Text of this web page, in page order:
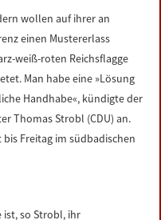
wollen auf ihrer an
einen Mustererlass
weiß-roten Reichsflagge
Man habe eine »Lösung
Handhabe«, kündigte der
Thomas Strobl (CDU) an.
Freitag im südbadischen
ist, so Strobl, ihr